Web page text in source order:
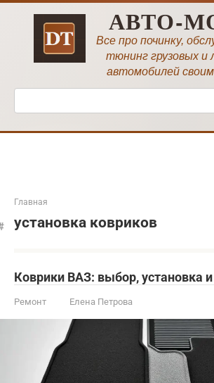
Перейти
АВТО-
Все про починку,
тюнинг грузовых и
автомобилей
Поиск:
Главная
установка ковриков
Коврики ВАЗ: выбор, установка и
Ремонт Елена Петрова